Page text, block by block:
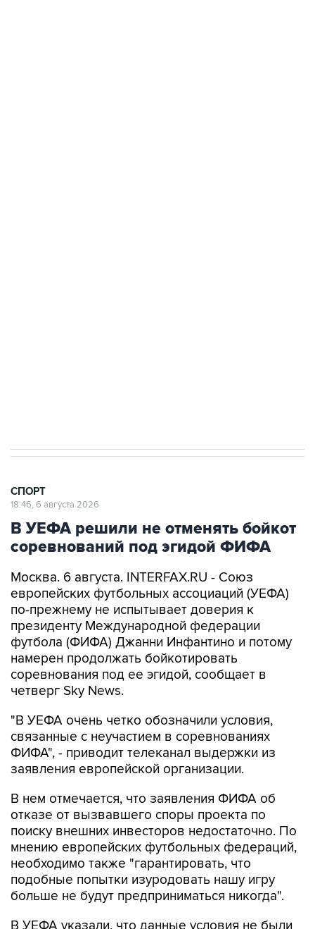
СПОРТ
18:46, 6 августа 2026
В УЕФА решили не отменять бойкот
соревнований под эгидой ФИФА
Москва. 6 августа. INTERFAX.RU - Союз
европейских футбольных ассоциаций (УЕФА)
по-прежнему не испытывает доверия к
президенту Международной федерации
футбола (ФИФА) Джанни Инфантино и потому
намерен продолжать бойкотировать
соревнования под ее эгидой, сообщает в
четверг Sky News.
"В УЕФА очень четко обозначили условия,
связанные с неучастием в соревнованиях
ФИФА", - приводит телеканал выдержки из
заявления европейской организации.
В нем отмечается, что заявления ФИФА об
отказе от вызвавшего споры проекта по
поиску внешних инвесторов недостаточно. По
мнению европейских футбольных федераций,
необходимо также "гарантировать, что
подобные попытки изуродовать нашу игру
больше не будут предприниматься никогда".